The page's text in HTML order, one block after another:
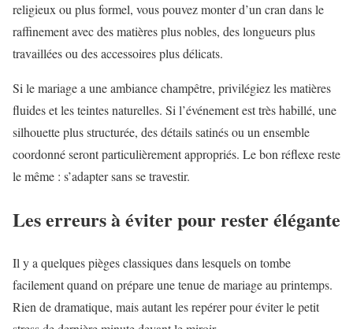
religieux ou plus formel, vous pouvez monter d’un cran dans le
raffinement avec des matières plus nobles, des longueurs plus
travaillées ou des accessoires plus délicats.
Si le mariage a une ambiance champêtre, privilégiez les matières
fluides et les teintes naturelles. Si l’événement est très habillé, une
silhouette plus structurée, des détails satinés ou un ensemble
coordonné seront particulièrement appropriés. Le bon réflexe reste
le même : s’adapter sans se travestir.
Les erreurs à éviter pour rester élégante
Il y a quelques pièges classiques dans lesquels on tombe
facilement quand on prépare une tenue de mariage au printemps.
Rien de dramatique, mais autant les repérer pour éviter le petit